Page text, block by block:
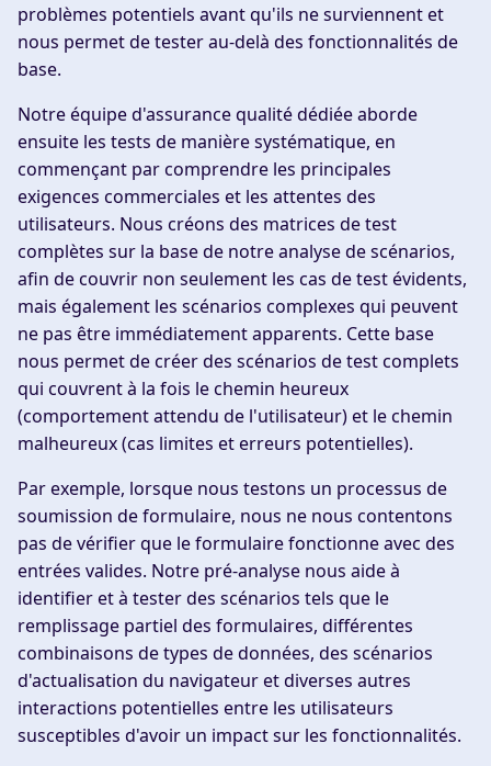
problèmes potentiels avant qu'ils ne surviennent et
nous permet de tester au-delà des fonctionnalités de
base.
Notre équipe d'assurance qualité dédiée aborde
ensuite les tests de manière systématique, en
commençant par comprendre les principales
exigences commerciales et les attentes des
utilisateurs. Nous créons des matrices de test
complètes sur la base de notre analyse de scénarios,
afin de couvrir non seulement les cas de test évidents,
mais également les scénarios complexes qui peuvent
ne pas être immédiatement apparents. Cette base
nous permet de créer des scénarios de test complets
qui couvrent à la fois le chemin heureux
(comportement attendu de l'utilisateur) et le chemin
malheureux (cas limites et erreurs potentielles).
Par exemple, lorsque nous testons un processus de
soumission de formulaire, nous ne nous contentons
pas de vérifier que le formulaire fonctionne avec des
entrées valides. Notre pré-analyse nous aide à
identifier et à tester des scénarios tels que le
remplissage partiel des formulaires, différentes
combinaisons de types de données, des scénarios
d'actualisation du navigateur et diverses autres
interactions potentielles entre les utilisateurs
susceptibles d'avoir un impact sur les fonctionnalités.